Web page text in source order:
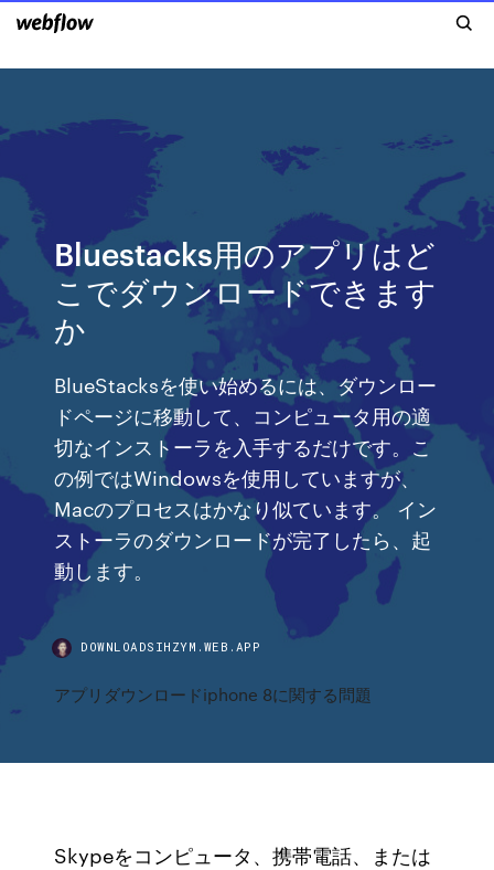
Bluestacks用のアプリはど
こでダウンロードできます
か
BlueStacksを使い始めるには、ダウンロー
ドページに移動して、コンピュータ用の適
切なインストーラを入手するだけです。こ
の例ではWindowsを使用していますが、
Macのプロセスはかなり似ています。 イン
ストーラのダウンロードが完了したら、起
動します。
DOWNLOADSIHZYM.WEB.APP
アプリダウンロードiphone 8に関する問題
Skypeをコンピュータ、携帯電話、または